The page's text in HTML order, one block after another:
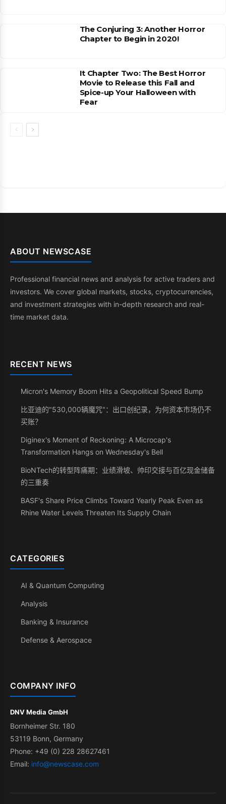
The Conjuring 3: Another Horror
Chapter to Begin in 2020!
It Chapter Two: The Best Horror
Movie to Release this Fall and
Spice-up Your Halloween with
Fear
ABOUT NEWSCASE
Professional financial news and analysis for active traders and
investors. We cover global markets, stocks, cryptocurrencies,
and investment strategies with in-depth research and real-
time market data.
RECENT NEWS
Micron's Memory Boom Hits a Geopolitical Speed Bump
比亚迪的"530,000辆魔咒"：出口创纪录，为何资本市场仍不
买账？
Diginex's Moment of Reckoning: A Microcap's
Transformation Hangs on Wednesday's Bell
BioNTech的转型阵痛期：业绩滑坡、帅印交接与百亿现金储备
的三重奏
BASF's Share Price Climbs Toward Yearly Peak Even as
Rhine Water Levels Threaten Its Supply Chain
CATEGORIES
AI & Quantum Computing
Analysis
Banking & Insurance
Defense & Aerospace
COMPANY INFO
DNV Media GmbH
Bornheimer Str. 180
53119 Bonn, Germany
Phone: +49 (0) 228 28627461
Email: info@newscase.com